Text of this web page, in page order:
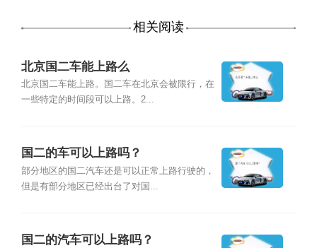
相关阅读
北京国二车能上路么
北京国二车能上路。国二车在北京会被限行，在
一些特定的时间段可以上路。2...
国二的车可以上路吗？
部分地区的国二汽车还是可以正常上路行驶的，
但是有部分地区已经出台了对国...
国二的汽车可以上路吗？